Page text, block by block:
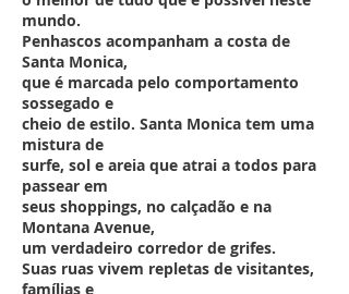
mundo.
Penhascos acompanham a costa de
Santa Monica,
que é marcada pelo comportamento
sossegado e
cheio de estilo. Santa Monica tem uma
mistura de
surfe, sol e areia que atrai a todos para
passear em
seus shoppings, no calçadão e na
Montana Avenue,
um verdadeiro corredor de grifes.
Suas ruas vivem repletas de visitantes,
famílias e